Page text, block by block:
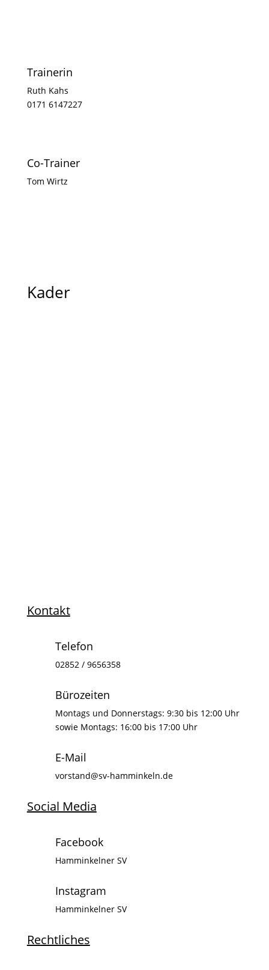
Trainerin
Ruth Kahs
0171 6147227
Co-Trainer
Tom Wirtz
Kader
Kontakt
Telefon
02852 / 9656358
Bürozeiten
Montags und Donnerstags: 9:30 bis 12:00 Uhr
sowie Montags: 16:00 bis 17:00 Uhr
E-Mail
vorstand@sv-hamminkeln.de
Social Media
Facebook
Hamminkelner SV
Instagram
Hamminkelner SV
Rechtliches